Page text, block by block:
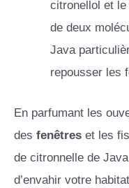
citronellol et le
de deux
Java
repousser les
En parfumant les
des fenêtres et les
de citronnelle de
d’envahir votre